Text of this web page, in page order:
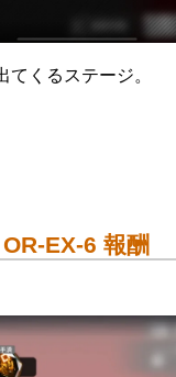
てくるステージ。
EX-6 報酬